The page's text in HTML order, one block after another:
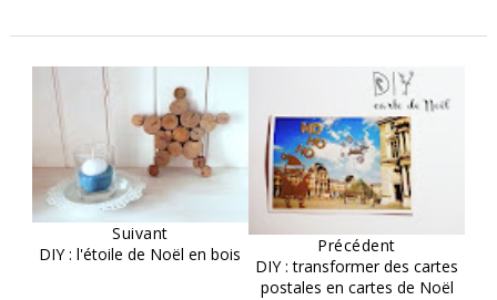
Suivant
DIY : l'étoile de Noël en bois
Précédent
DIY : transformer des cartes
postales en cartes de Noël